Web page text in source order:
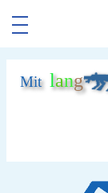
Mit lang